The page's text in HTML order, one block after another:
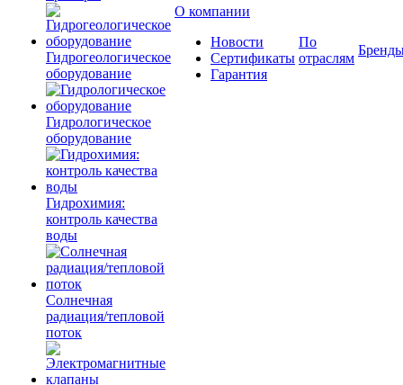
Гидрогеологическое
оборудование
Гидрологическое
оборудование
Гидрохимия:
контроль качества
воды
Солнечная
радиация/тепловой
поток
О компании
Новости
Сертификаты
Гарантия
По
отраслям